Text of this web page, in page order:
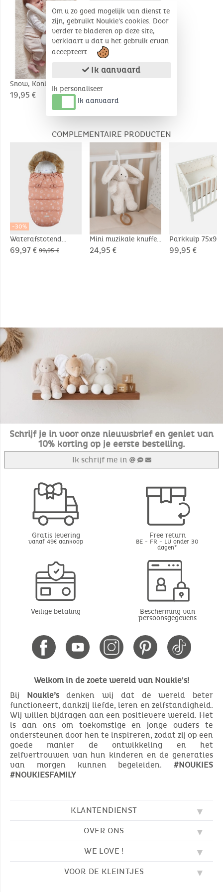
Snow, Konijn 25cm
19,95 €
COMPLEMENTAIRE PRODUCTEN
-30%
Waterafstotend
canvas voetenzak
69,97 € 99,95 €
Mini muzikale knuffel
20cm - Snow
24,95 €
Parkkuip
Veloudoux® -
99,95 €
Schrijf je in voor onze nieuwsbrief en geniet van
10% korting op je eerste bestelling.
Ik schrijf me in
Gratis levering
vanaf 49€ aankoop
Free return
BE - FR - LU onder 30
dagen*
Veilige betaling Bescherming van
persoonsgegevens
Welkom in de zoete wereld van Noukie's!
Bij Noukie’sdenken wij dat de wereld beter
functioneert, dankzij liefde, leren en zelfstandigheid.
Wij willen bijdragen aan een positievere wereld. Het
is aan ons om toekomstige en jonge ouders te
ondersteunen door hen te inspireren, zodat zij op een
goede manier de ontwikkeling en het
zelfvertrouwen van hun kinderen en de generaties
van morgen kunnen begeleiden. #NOUKIES
#NOUKIESFAMILY
KLANTENDIENST
FAQ
CONTACTEER ONS
AVV
OVER ONS
ONZE WAARDEN
ONS VERHAAL
WE LOVE !
BORDUURWERK
VOOR DE KLEINTJES
Om u zo goed mogelijk van dienst te
zijn, gebruikt Noukie's cookies. Door
verder te bladeren op deze site,
verklaart u dat u het gebruik ervan
accepteert.
Ik aanvaard
Ik personaliseer
Ik aanvaard